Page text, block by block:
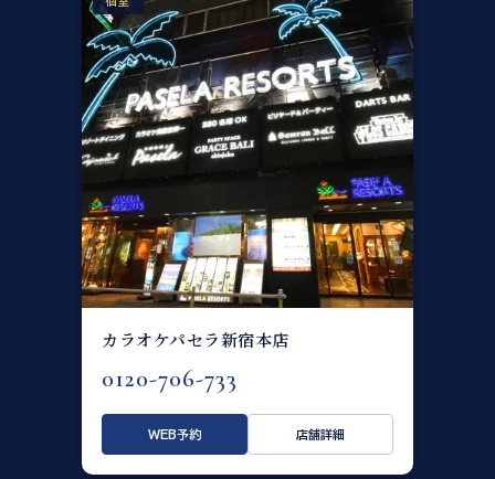
カラオケパセラ新宿本店
0120-706-733
WEB予約 店舗詳細